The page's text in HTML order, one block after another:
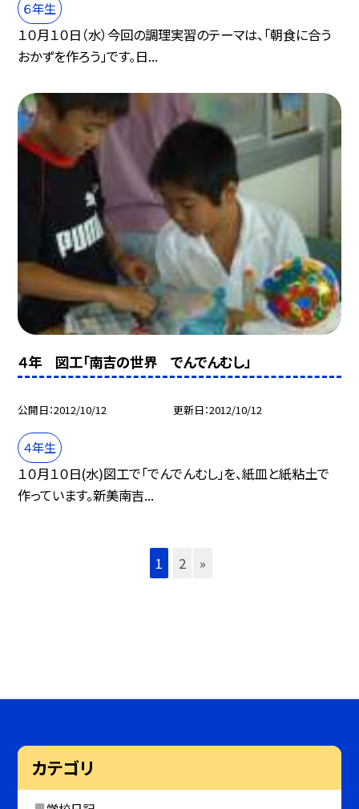
６年生
１０月１０日（水）今回の調理実習のテーマは、「朝食に合う
おかずを作ろう」です。日...
４年 図工「南吉の世界 でんでんむし」
公開日 2012/10/12 更新日 2012/10/12
４年生
１０月１０日(水)図工で「でんでんむし」を、紙皿と紙粘土で
作っています。新美南吉...
1 2 »
カテゴリ